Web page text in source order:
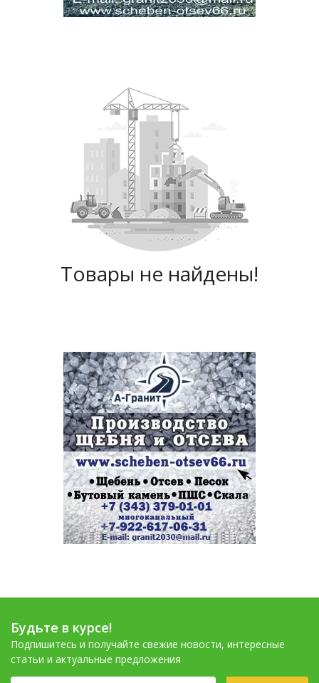
Товары не найдены!
Будьте в курсе!
Подпишитесь и получайте свежие новости, интересные
статьи и актуальные предложения